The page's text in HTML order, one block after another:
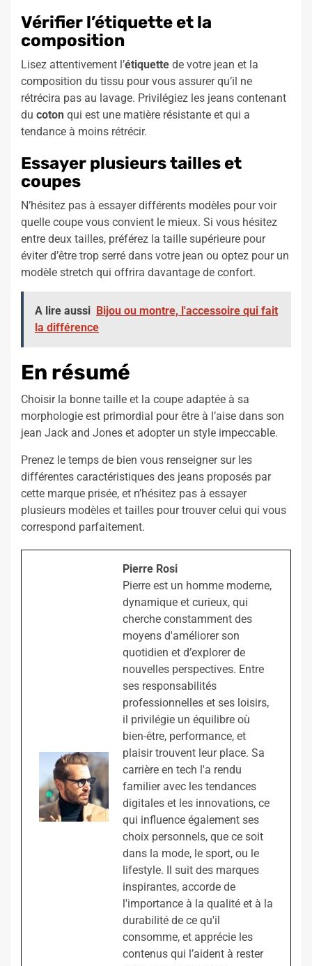
Vérifier l’étiquette et la
composition
Lisez attentivement l’étiquette de votre jean et la
composition du tissu pour vous assurer qu’il ne
rétrécira pas au lavage. Privilégiez les jeans contenant
du coton qui est une matière résistante et qui a
tendance à moins rétrécir.
Essayer plusieurs tailles et
coupes
N’hésitez pas à essayer différents modèles pour voir
quelle coupe vous convient le mieux. Si vous hésitez
entre deux tailles, préférez la taille supérieure pour
éviter d’être trop serré dans votre jean ou optez pour un
modèle stretch qui offrira davantage de confort.
A lire aussi Bijou ou montre, l'accessoire qui fait
la différence
En résumé
Choisir la bonne taille et la coupe adaptée à sa
morphologie est primordial pour être à l’aise dans son
jean Jack and Jones et adopter un style impeccable.
Prenez le temps de bien vous renseigner sur les
différentes caractéristiques des jeans proposés par
cette marque prisée, et n’hésitez pas à essayer
plusieurs modèles et tailles pour trouver celui qui vous
correspond parfaitement.
Pierre Rosi
Pierre est un homme moderne,
dynamique et curieux, qui
cherche constamment des
moyens d'améliorer son
quotidien et d’explorer de
nouvelles perspectives. Entre
ses responsabilités
professionnelles et ses loisirs,
il privilégie un équilibre où
bien-être, performance, et
plaisir trouvent leur place. Sa
carrière en tech l'a rendu
familier avec les tendances
digitales et les innovations, ce
qui influence également ses
choix personnels, que ce soit
dans la mode, le sport, ou le
lifestyle. Il suit des marques
inspirantes, accorde de
l'importance à la qualité et à la
durabilité de ce qu'il
consomme, et apprécie les
contenus qui l’aident à rester